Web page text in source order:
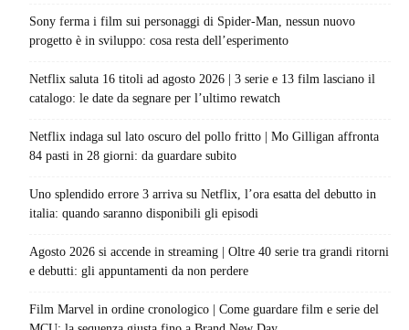
Sony ferma i film sui personaggi di Spider-Man, nessun nuovo
progetto è in sviluppo: cosa resta dell’esperimento
Netflix saluta 16 titoli ad agosto 2026 | 3 serie e 13 film lasciano il
catalogo: le date da segnare per l’ultimo rewatch
Netflix indaga sul lato oscuro del pollo fritto | Mo Gilligan affronta
84 pasti in 28 giorni: da guardare subito
Uno splendido errore 3 arriva su Netflix, l’ora esatta del debutto in
italia: quando saranno disponibili gli episodi
Agosto 2026 si accende in streaming | Oltre 40 serie tra grandi ritorni
e debutti: gli appuntamenti da non perdere
Film Marvel in ordine cronologico | Come guardare film e serie del